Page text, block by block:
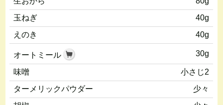
玉ねぎ
40g
えのき
40g
オートミール 30g
味噌
小さじ2
ターメリックパウダー
少々